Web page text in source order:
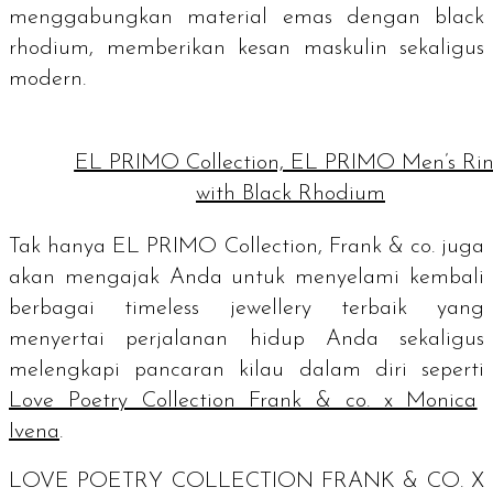
menggabungkan material emas dengan black
rhodium, memberikan kesan maskulin sekaligus
modern.
EL PRIMO Collection, EL PRIMO Men’s
with Black Rhodium
Tak hanya EL PRIMO Collection, Frank & co. juga
akan mengajak Anda untuk menyelami kembali
berbagai timeless jewelleryterbaik yang
menyertai perjalanan hidup Anda sekaligus
melengkapi pancaran kilau dalam diri seperti
Love Poetry Collection Frank & co. x Monica
Ivena.
LOVE POETRY COLLECTION FRANK & CO. X